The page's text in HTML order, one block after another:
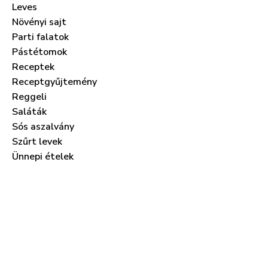
Leves
Növényi sajt
Parti falatok
Pástétomok
Receptek
Receptgyűjtemény
Reggeli
Saláták
Sós aszalvány
Szűrt levek
Ünnepi ételek